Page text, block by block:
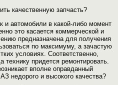
качественную запчасть?
и автомобили в какой-либо момент
это касается коммерческой и
предназначена для получения
по максимуму, а зачастую
условиях. Соответственно,
технику придется ремонтировать.
вполне оправданный
недорого и высокого качества?